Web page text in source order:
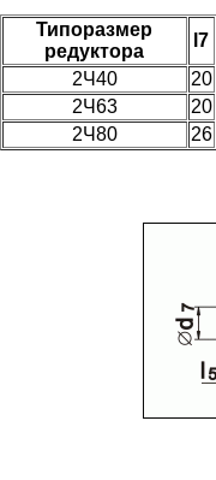
Типоразмер
редуктора
l7
2Ч40
20
2Ч63
20
2Ч80
26